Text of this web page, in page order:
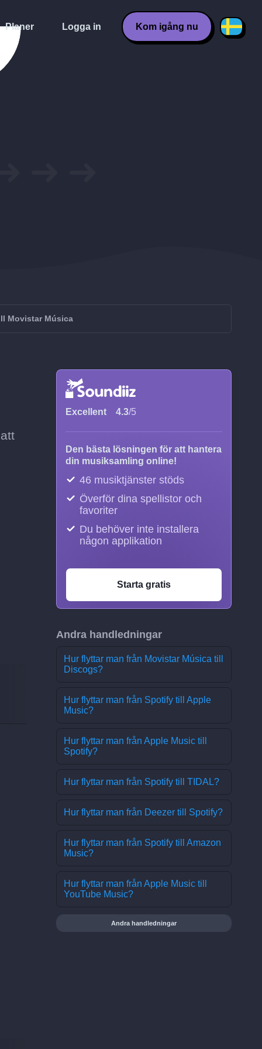
Planer Logga in Kom igång nu
Movistar Música
Excellent 4.3/5
Den bästa lösningen för att hantera
din musiksamling online!
46 musiktjänster stöds
Överför dina spellistor och
favoriter
Du behöver inte installera
någon applikation
Starta gratis
Andra handledningar
Hur flyttar man från Movistar Música till
Discogs?
Hur flyttar man från Spotify till Apple
Music?
Hur flyttar man från Apple Music till
Spotify?
Hur flyttar man från Spotify till TIDAL?
Hur flyttar man från Deezer till Spotify?
Hur flyttar man från Spotify till Amazon
Music?
Hur flyttar man från Apple Music till
YouTube Music?
Andra handledningar